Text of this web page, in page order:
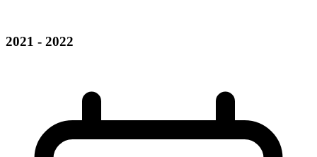
2021 - 2022